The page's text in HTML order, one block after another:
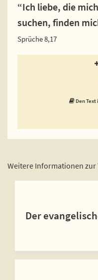
“Ich liebe, die
suchen, finden
Sprüche 8,17
Den
Weitere Informationen
Der